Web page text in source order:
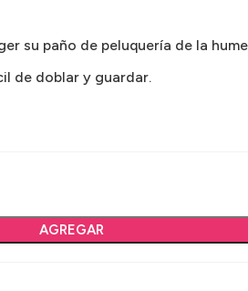
su paño de peluquería de la
de doblar y guardar.
AGREGAR